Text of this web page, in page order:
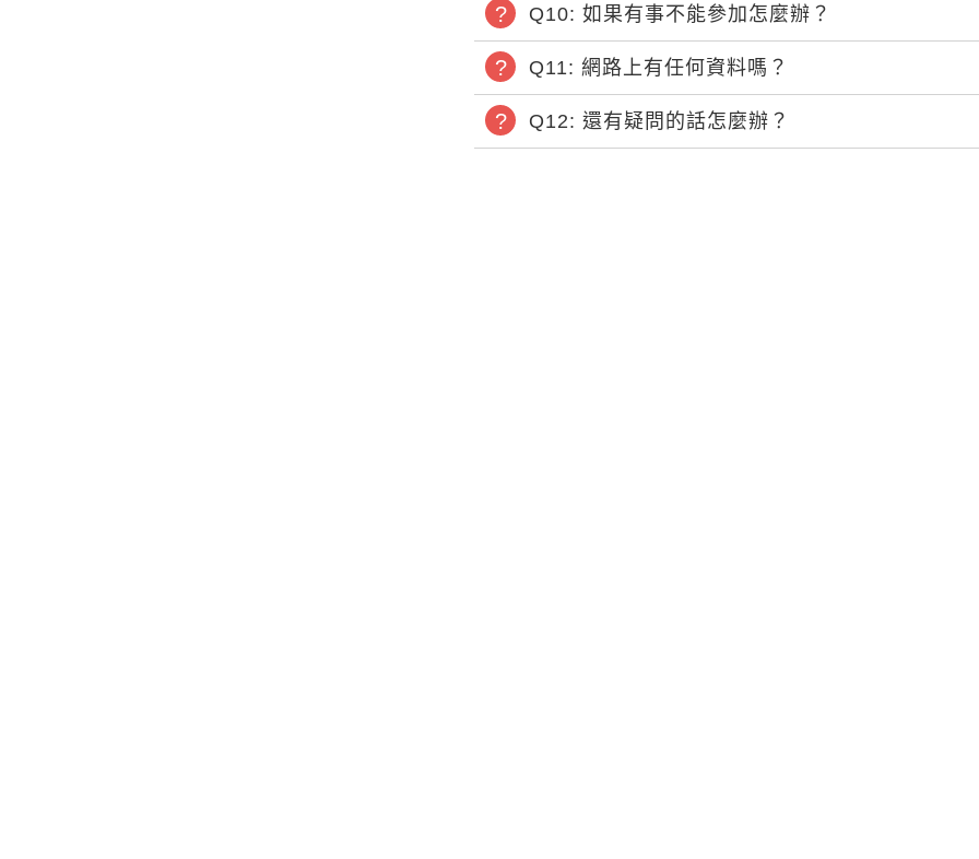
Q10: 如果有事不能參加怎麼辦？
Q11: 網路上有任何資料嗎？
Q12: 還有疑問的話怎麼辦？